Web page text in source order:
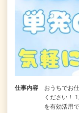
仕事内容
おうちでお
ください！
を有効活用